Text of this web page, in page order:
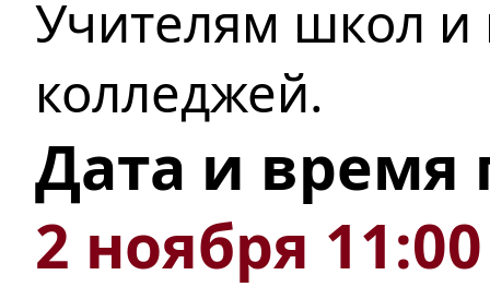
Учителям школ и
колледжей.
Дата и время
2 ноября